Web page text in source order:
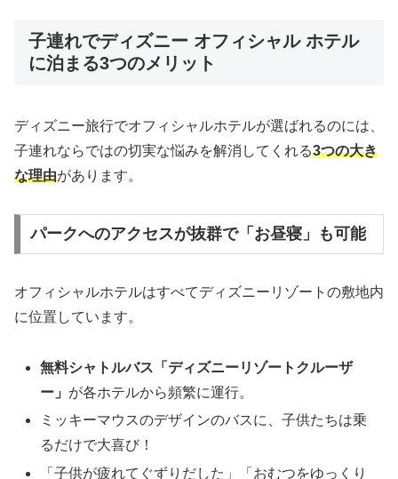
子連れでディズニー オフィシャル ホテル
に泊まる3つのメリット
ディズニー旅行でオフィシャルホテルが選ばれるのには、
子連れならではの切実な悩みを解消してくれる3つの大き
な理由があります。
パークへのアクセスが抜群で「お昼寝」も可能
オフィシャルホテルはすべてディズニーリゾートの敷地内
に位置しています。
無料シャトルバス「ディズニーリゾートクルーザ
ー」 が各ホテルから頻繁に運行。
ミッキーマウスのデザインのバスに、子供たちは乗
るだけで大喜び！
「子供が疲れてぐずりだした」「おむつをゆっくり